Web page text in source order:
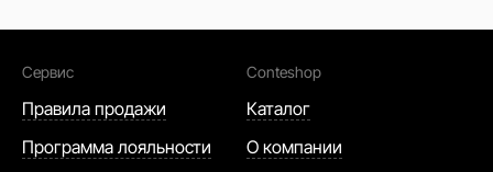
Сервис
Правила продажи
Программа лояльности
Conteshop
Каталог
О компании